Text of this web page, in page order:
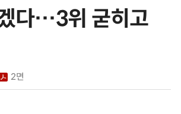
다…3위 굳히고
2면